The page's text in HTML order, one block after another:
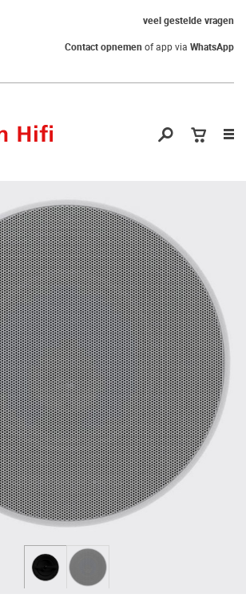
veel gestelde vragen
Contact opnemenof app via WhatsApp